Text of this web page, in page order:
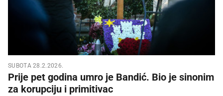
SUBOTA 28.2.2026.
Prije pet godina umro je Bandić. Bio je sinonim
za korupciju i primitivac